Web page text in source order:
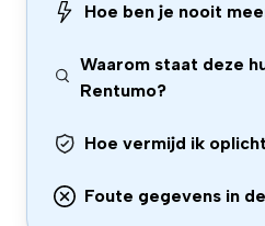
Hoe ben je nooit
Waarom staat deze
Rentumo?
Hoe vermijd ik
Foute gegevens in